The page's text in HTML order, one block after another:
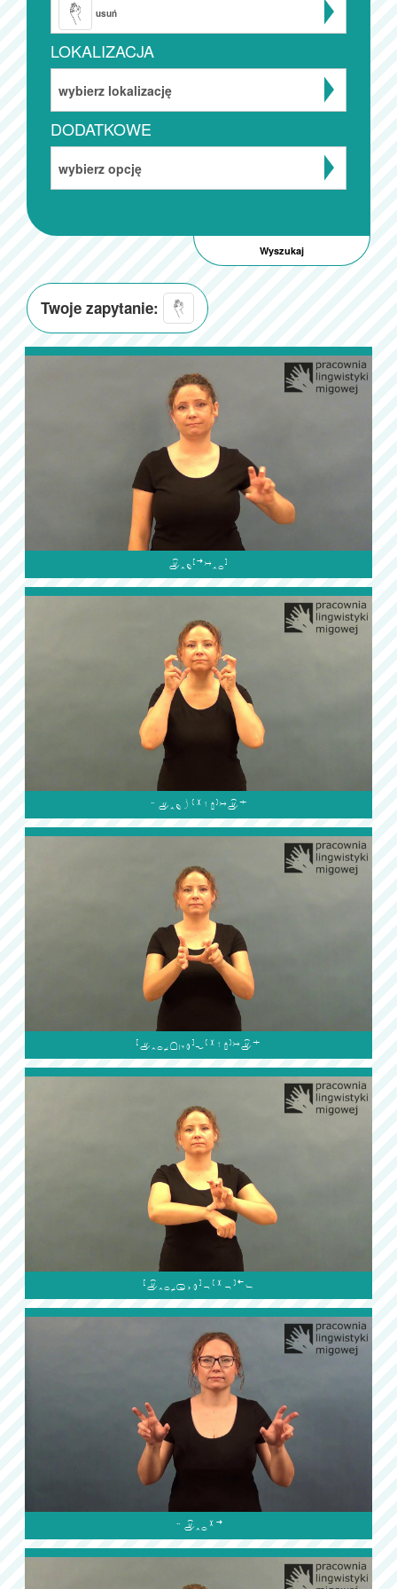
usuń
LOKALIZACJA
wybierz lokalizację
DODATKOWE
wybierz opcję
Twoje zapytanie:




